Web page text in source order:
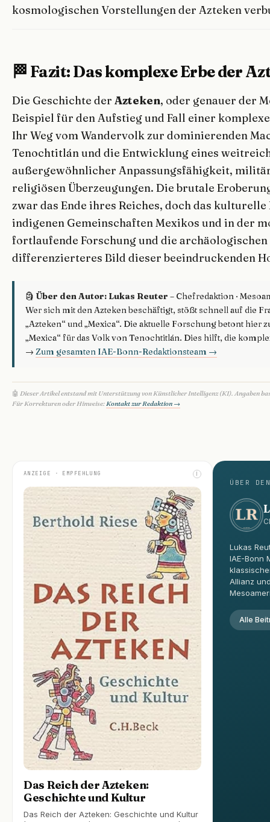
kosmologischen Vorstellungen der Azteken
🏁 Fazit: Das komplexe Erbe der
Die Geschichte der Azteken, oder genauer der
Beispiel für den Aufstieg und Fall einer
Ihr Weg vom Wandervolk zur dominierenden
Tenochtitlán und die Entwicklung eines
außergewöhnlicher Anpassungsfähigkeit,
religiösen Überzeugungen. Die brutale
zwar das Ende ihres Reiches, doch das
indigenen Gemeinschaften Mexikos und in der
fortlaufende Forschung und die
differenzierteres Bild dieser beeindruckenden
🗿 Über den Autor: Lukas Reuter – Chefredaktion ·
Wer sich mit den Azteken beschäftigt, stößt schnell auf die
„Azteken“ und „Mexica“. Die aktuelle Forschung betont hier
„Mexica“ für das Volk von Tenochtitlán. Dies hilft, die
→ Zum gesamten IAE-Bonn-Redaktionsteam →
🤖 Dieser Artikel entstand mit Unterstützung von Künstlicher Intelligenz (KI). Angaben
Für Korrekturen oder Hinweise:Kontakt zur Redaktion →
ANZEIGE · EMPFEHLUNG
Das Reich der Azteken:
Geschichte und Kultur
Das Reich der Azteken: Geschichte und Kultur
ÜBER
Lukas
IAE-Bonn
Allianz
Alle